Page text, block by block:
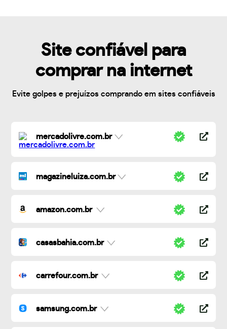
Site confiável para
comprar na internet
Evite golpes e prejuízos comprando em sites confiáveis
mercadolivre.com.br
magazineluiza.com.br
amazon.com.br
casasbahia.com.br
carrefour.com.br
samsung.com.br